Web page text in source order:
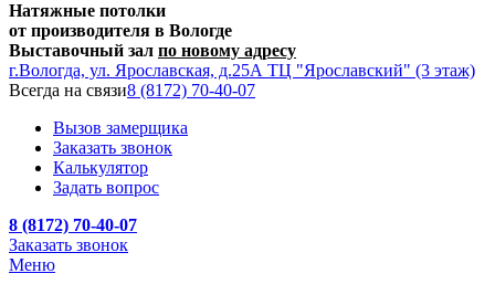
Натяжные потолки
от производителя в Вологде
Выставочный зал по новому адресу
г.Вологда, ул. Ярославская, д.25А ТЦ "Ярославский" (3 этаж)
Всегда на связи8 (8172) 70-40-07
Вызов замерщика
Заказать звонок
Калькулятор
Задать вопрос
8 (8172) 70-40-07
Заказать звонок
Меню